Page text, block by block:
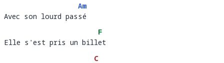
Avec son lourd pas
Am
sé
Avec son lourd passé
Elle s'est pris un bill
F
e
Elle s'est pris un billet
C